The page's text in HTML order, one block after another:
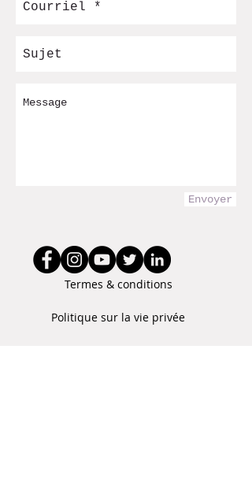
Envoyer
Termes & conditions
Politique sur la vie privée